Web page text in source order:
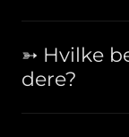
➳ Hvilke
dere?